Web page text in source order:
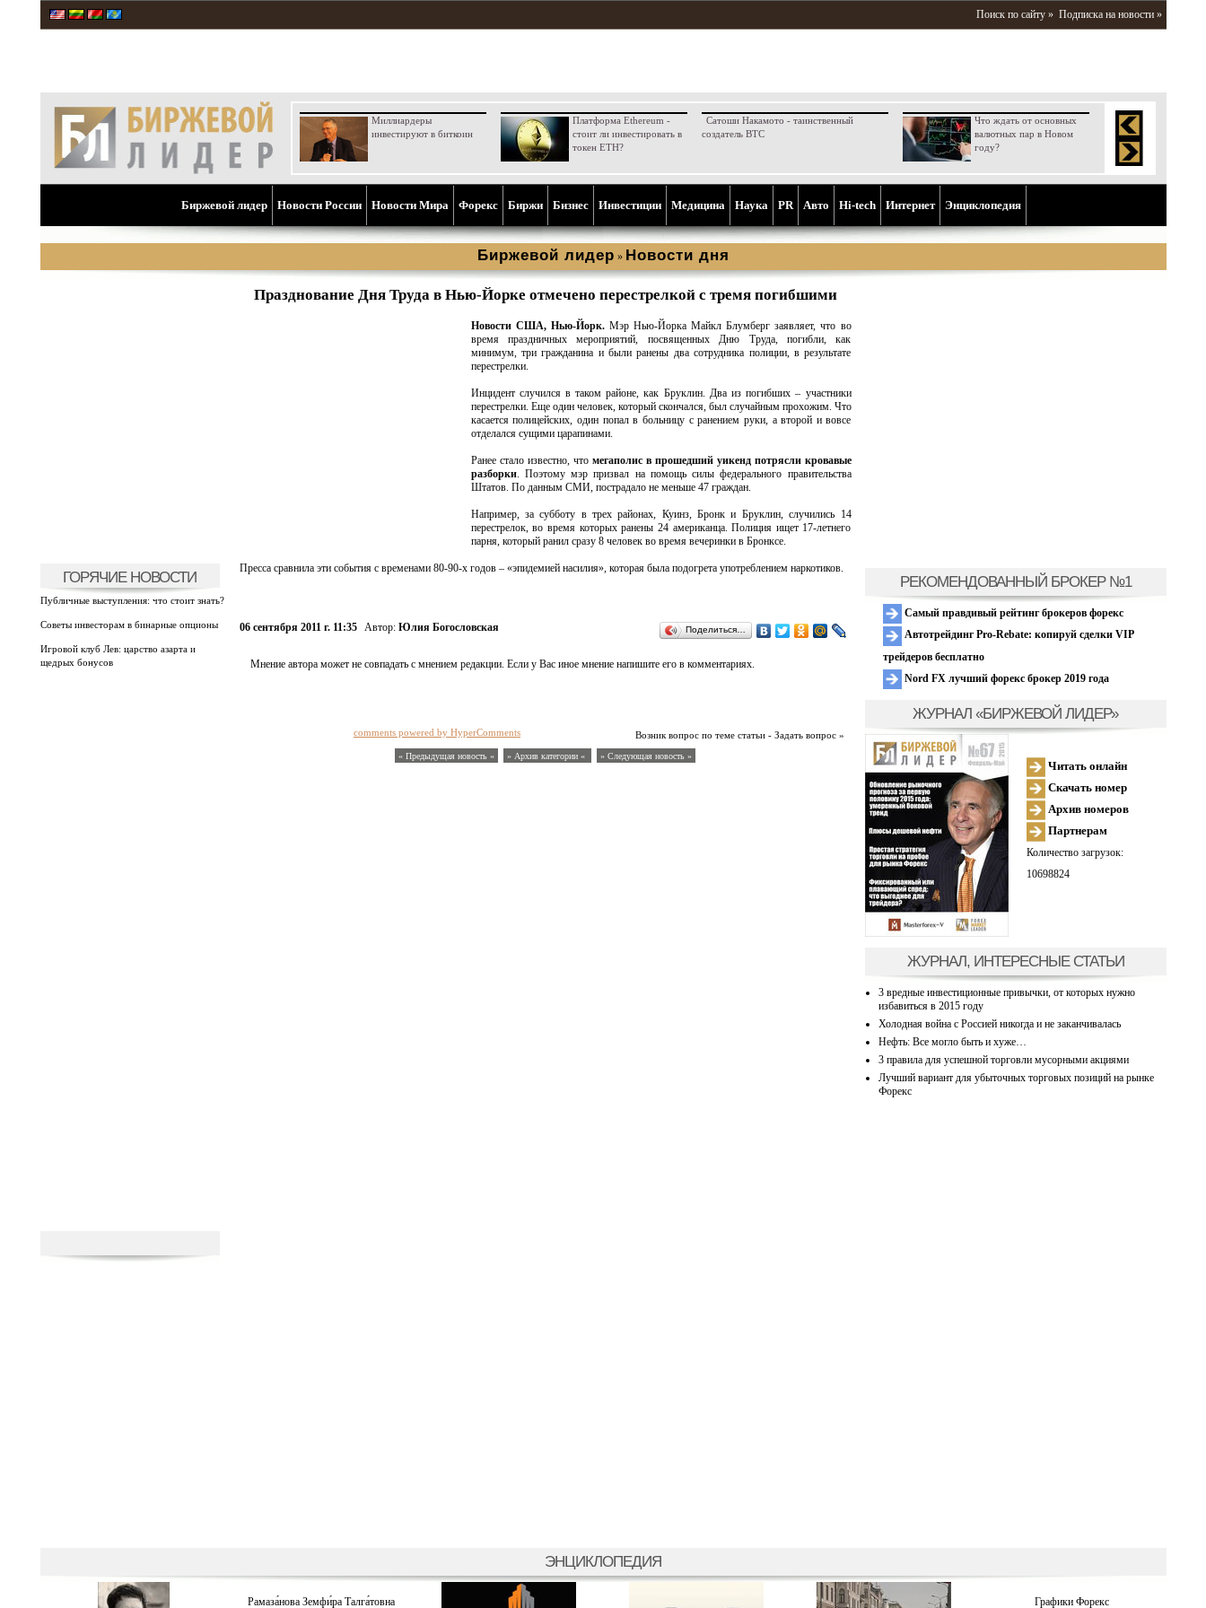
Поиск по сайту » Подписка на новости »
Миллиардеры
инвестируют в биткоин
Платформа Ethereum -
стоит ли инвестировать в
токен ETH?
Сатоши Накамото - таинственный
создатель BTC
Что ждать от основных
валютных пар в Новом
году?
Биржевой лидер Новости России Новости Мира Форекс Биржи Бизнес Инвестиции Медицина Наука PR Aвто Hi-tech Интернет Энциклопедия
Биржевой лидер » Новости дня
ГОРЯЧИЕ НОВОСТИ
Публичные выступления: что стоит знать?
Советы инвесторам в бинарные опционы
Игровой клуб Лев: царство азарта и
щедрых бонусов
Празднование Дня Труда в Нью-Йорке отмечено перестрелкой с тремя погибшими
Новости США, Нью-Йорк.Мэр Нью-Йорка Майкл Блумберг заявляет, что во
время праздничных мероприятий, посвященных Дню Труда, погибли, как
минимум, три гражданина и были ранены два сотрудника полиции, в результате
перестрелки.
Инцидент случился в таком районе, как Бруклин. Два из погибших – участники
перестрелки. Еще один человек, который скончался, был случайным прохожим. Что
касается полицейских, один попал в больницу с ранением руки, а второй и вовсе
отделался сущими царапинами.
Ранее стало известно, что мегаполис в прошедший уикенд потрясли кровавые
разборки. Поэтому мэр призвал на помощь силы федерального правительства
Штатов. По данным СМИ, пострадало не меньше 47 граждан.
Например, за субботу в трех районах, Куинз, Бронк и Бруклин, случились 14
перестрелок, во время которых ранены 24 американца. Полиция ищет 17-летнего
парня, который ранил сразу 8 человек во время вечеринки в Бронксе.
Пресса сравнила эти события с временами 80-90-х годов – «эпидемией насилия», которая была подогрета употреблением наркотиков.
06 сентября 2011 г. 11:35 Автор: Юлия Богословская Поделиться…
Мнение автора может не совпадать с мнением редакции. Если у Вас иное мнение напишите его в комментариях.
Возник вопрос по теме статьи - Задать вопрос »
comments powered by HyperComments
« Предыдущая новость « » Архив категории « » Следующая новость »
РЕКОМЕНДОВАННЫЙ БРОКЕР №1
Самый правдивый рейтинг брокеров форекс
Автотрейдинг Pro-Rebate: копируй сделки VIP
трейдеров бесплатно
Nord FX лучший форекс брокер 2019 года
ЖУРНАЛ «БИРЖЕВОЙ ЛИДЕР»
Читать онлайн
Скачать номер
Архив номеров
Партнерам
Количество загрузок:
10698824
ЖУРНАЛ, ИНТЕРЕСНЫЕ СТАТЬИ
3 вредные инвестиционные привычки, от которых нужно
избавиться в 2015 году
Холодная война с Россией никогда и не заканчивалась
Нефть: Все могло быть и хуже…
3 правила для успешной торговли мусорными акциями
Лучший вариант для убыточных торговых позиций на рынке
Форекс
ЭНЦИКЛОПЕДИЯ
Рамаза́нова Земфи́ра Талга́товна Графики Форекс